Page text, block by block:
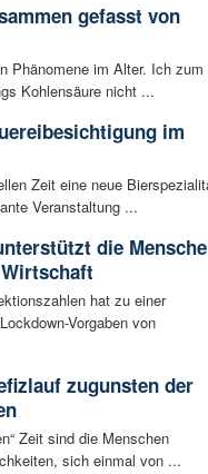
gefasst von
Phänomene im Alter. Ich zum
Kohlensäure nicht ...
im
Zeit eine neue
Veranstaltung ...
die
hat zu einer
Vorgaben von
zugunsten der
Zeit sind die Menschen
sich einmal von ...